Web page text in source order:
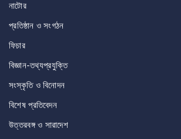
নাটোর
প্রতিষ্ঠান ও সংগঠন
ফিচার
বিজ্ঞান-তথ্যপ্রযুক্তি
সংস্কৃতি ও বিনোদন
বিশেষ প্রতিবেদন
উত্তরবঙ্গ ও সারাদেশ